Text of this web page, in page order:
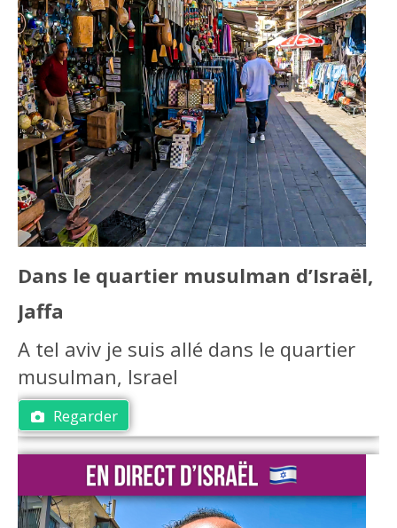
Dans le quartier musulman d’Israël,
Jaffa
A tel aviv je suis allé dans le quartier
musulman, Israel
Regarder